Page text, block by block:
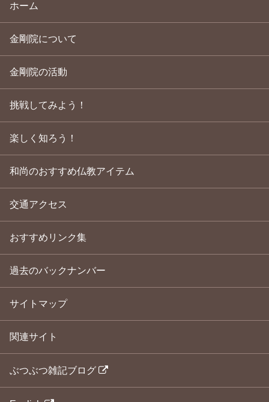
ホーム
金剛院について
金剛院の活動
挑戦してみよう！
楽しく知ろう！
和尚のおすすめ仏教アイテム
交通アクセス
おすすめリンク集
過去のバックナンバー
サイトマップ
関連サイト
ぶつぶつ雑記ブログ